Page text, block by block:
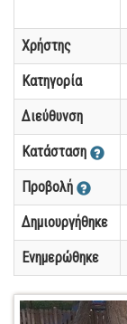
Χρήστης
Κατηγορία
Διεύθυνση
Κατάσταση
Προβολή
Δημιουργήθηκε
Ενημερώθηκε